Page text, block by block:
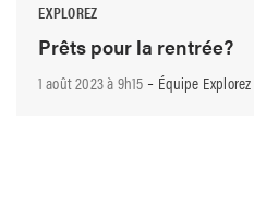
EXPLOREZ
Prêts pour la rentrée?
1 août 2023 à 9h15 - Équipe Explorez